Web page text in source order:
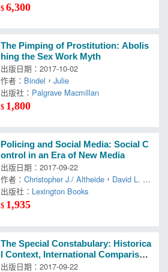
$6,300
The Pimping of Prostitution: Abolis
hing the Sex Work Myth
出版日期：2017-10-02
作者： Bindel ，Julie
出版社： Palgrave Macmillan
$ 1,800
Policing and Social Media: Social C
ontrol in an Era of New Media
出版日期：2017-09-22
作者：Christopher J./ Altheide ， David L. (F
RW)， Schneider
出版社： Lexington Books
$ 1,935
The Special Constabulary: Historica
l Context, International Comparison
s and Contemporary Themes
出版日期：2017-09-22